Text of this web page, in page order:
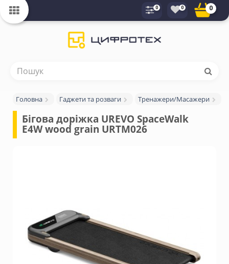
0
0 0
Головна Гаджети та розваги Тренажери/Масажери
Бігова доріжка UREVO SpaceWalk
E4W wood grain URTM026